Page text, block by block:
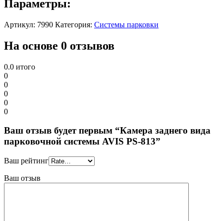
Параметры:
Артикул: 7990 Категория: Системы парковки
На основе 0 отзывов
0.0 итого
0
0
0
0
0
Ваш отзыв будет первым “Камера заднего вида
парковочной системы AVIS PS-813”
Ваш рейтинг
Ваш отзыв